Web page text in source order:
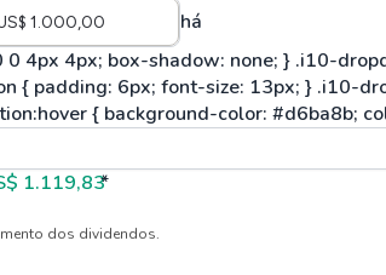
há
1.119,83*
dos dividendos.